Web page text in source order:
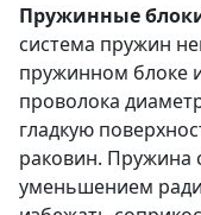
Пружинные
система пружин
пружинном блоке
проволока
гладкую
раковин. Пружина
уменьшением